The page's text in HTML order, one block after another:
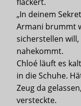
„In deinem
Armani brummt
sicherstellen
nahekommt.
Chloé läuft es
in die Schuhe.
Zeug da
versteckte.